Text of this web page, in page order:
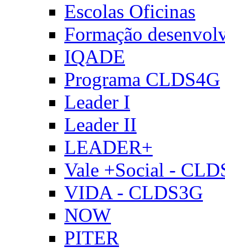
Escolas Oficinas
Formação
IQADE
Programa CLDS4G
Leader I
Leader II
LEADER+
Vale +Social -
VIDA - CLDS3G
NOW
PITER